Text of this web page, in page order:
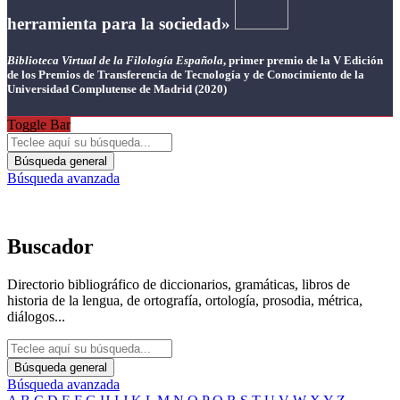
herramienta para la sociedad»
Biblioteca Virtual de la Filología Española, primer premio de la V Edición
de los Premios de Transferencia de Tecnología y de Conocimiento de la
Universidad Complutense de Madrid (2020)
Toggle Bar
Búsqueda general
Búsqueda avanzada
Buscador
Directorio bibliográfico de diccionarios, gramáticas, libros de
historia de la lengua, de ortografía, ortología, prosodia, métrica,
diálogos...
Búsqueda general
Búsqueda avanzada